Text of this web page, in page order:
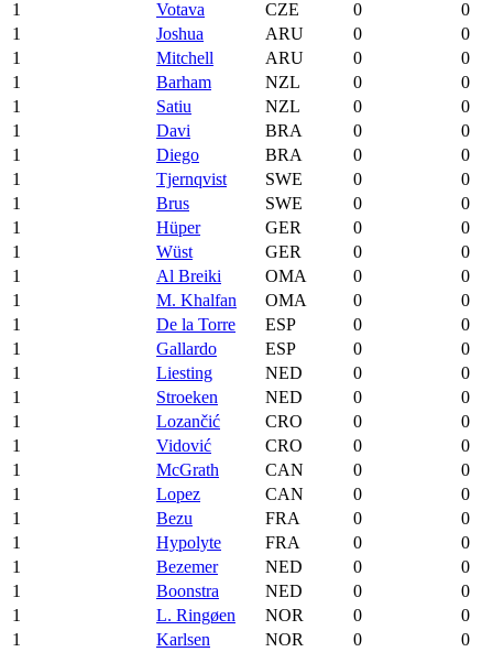
1 Votava CZE 0
0
1
Joshua ARU 0
0
1
Mitchell ARU 0
0
1
Barham NZL 0
0
1
Satiu NZL 0
0
1
Davi BRA 0
0
1
Diego BRA 0
0
1
Tjernqvist SWE 0
0
1
Brus SWE 0
0
1
Hüper GER 0
0
1
Wüst GER 0
0
1
Al Breiki OMA 0
0
1
M. Khalfan OMA 0
0
1
De la Torre ESP 0
0
1
Gallardo ESP 0
0
1
Liesting NED 0
0
1
Stroeken NED 0
0
1
Lozančić CRO 0
0
1
Vidović CRO 0
0
1
McGrath CAN 0
0
1
Lopez CAN 0
0
1
Bezu FRA 0
0
1
Hypolyte FRA 0
0
1
Bezemer NED 0
0
1
Boonstra NED 0
0
1
L. Ringøen NOR 0
0
1
Karlsen NOR 0
0